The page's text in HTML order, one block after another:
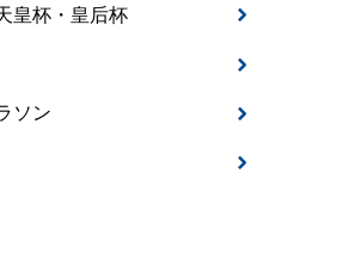
皇杯・皇后杯
ソン